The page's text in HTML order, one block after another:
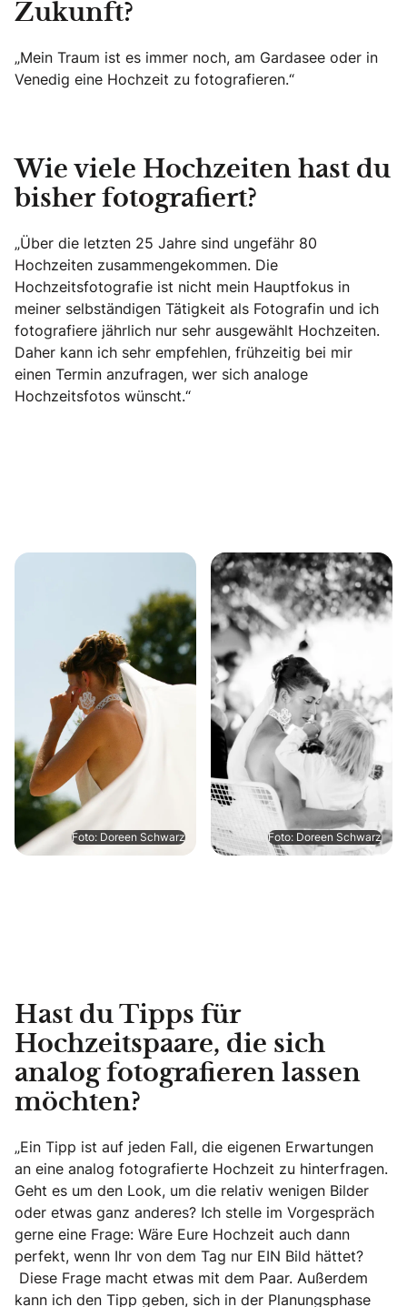
Zukunft?
„Mein Traum ist es immer noch, am Gardasee oder in
Venedig eine Hochzeit zu fotografieren.“
Wie viele Hochzeiten hast du
bisher fotografiert?
„Über die letzten 25 Jahre sind ungefähr 80
Hochzeiten zusammengekommen. Die
Hochzeitsfotografie ist nicht mein Hauptfokus in
meiner selbständigen Tätigkeit als Fotografin und ich
fotografiere jährlich nur sehr ausgewählt Hochzeiten.
Daher kann ich sehr empfehlen, frühzeitig bei mir
einen Termin anzufragen, wer sich analoge
Hochzeitsfotos wünscht.“
Foto: Doreen Schwarz Foto: Doreen Schwarz
Hast du Tipps für
Hochzeitspaare, die sich
analog fotografieren lassen
möchten?
„Ein Tipp ist auf jeden Fall, die eigenen Erwartungen
an eine analog fotografierte Hochzeit zu hinterfragen.
Geht es um den Look, um die relativ wenigen Bilder
oder etwas ganz anderes? Ich stelle im Vorgespräch
gerne eine Frage: Wäre Eure Hochzeit auch dann
perfekt, wenn Ihr von dem Tag nur EIN Bild hättet?
Diese Frage macht etwas mit dem Paar. Außerdem
kann ich den Tipp geben, sich in der Planungsphase